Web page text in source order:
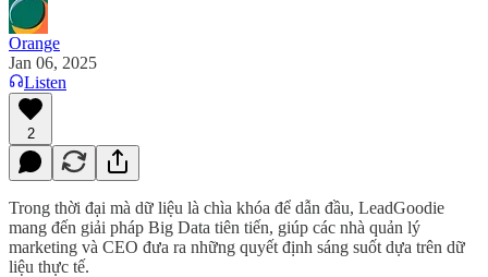
Orange
Jan 06, 2025
Listen
2
Trong thời đại mà dữ liệu là chìa khóa để dẫn đầu, LeadGoodie
mang đến giải pháp Big Data tiên tiến, giúp các nhà quản lý
marketing và CEO đưa ra những quyết định sáng suốt dựa trên dữ
liệu thực tế.